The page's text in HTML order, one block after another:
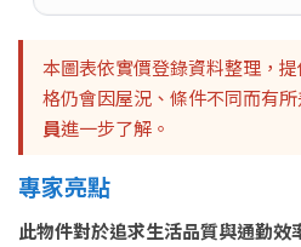
本圖表依實價登錄資料整理，
格仍會因屋況、條件不同而有
員進一步了解。
專家亮點
此物件對於追求生活品質與通勤